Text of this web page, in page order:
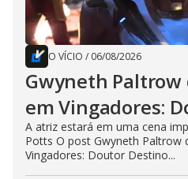
O VÍCIO / 06/08/2026
Gwyneth
em Vingadores:
A atriz estará em uma cena
Potts O post Gwyneth Paltrow
Vingadores: Doutor Destino...